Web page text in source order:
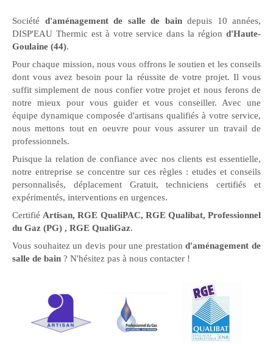
Société d'aménagement de salle de baindepuis 10 années,
DISP'EAU Thermic est à votre service dans la région d'Haute-
Goulaine (44).
Pour chaque mission, nous vous offrons le soutien et les conseils
dont vous avez besoin pour la réussite de votre projet. Il vous
suffit simplement de nous confier votre projet et nous ferons de
notre mieux pour vous guider et vous conseiller. Avec une
équipe dynamique composée d'artisans qualifiés à votre service,
nous mettons tout en oeuvre pour vous assurer un travail de
professionnels.
Puisque la relation de confiance avec nos clients est essentielle,
notre entreprise se concentre sur ces règles : etudes et conseils
personnalisés, déplacement Gratuit, techniciens certifiés et
expérimentés, interventions en urgences.
Certifié Artisan, RGE QualiPAC, RGE Qualibat, Professionnel
du Gaz (PG) , RGE QualiGaz.
Vous souhaitez un devis pour une prestation d'aménagement de
salle de bain ? N'hésitez pas à nous contacter !